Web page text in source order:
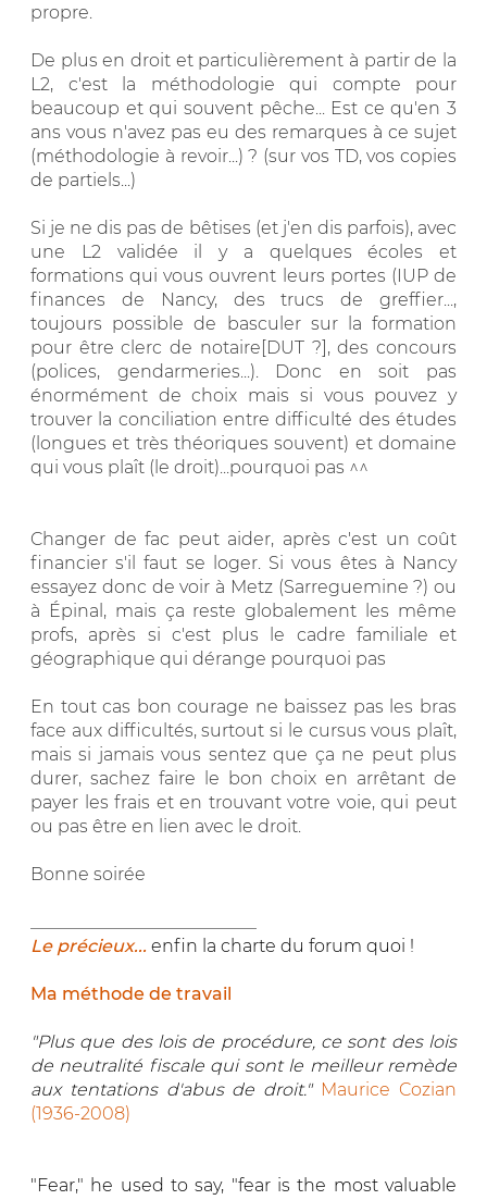
propre.
De plus en droit et particulièrement à partir de la
L2, c'est la méthodologie qui compte pour
beaucoup et qui souvent pêche... Est ce qu'en 3
ans vous n'avez pas eu des remarques à ce sujet
(méthodologie à revoir...) ? (sur vos TD, vos copies
de partiels...)
Si je ne dis pas de bêtises (et j'en dis parfois), avec
une L2 validée il y a quelques écoles et
formations qui vous ouvrent leurs portes (IUP de
finances de Nancy, des trucs de greffier...,
toujours possible de basculer sur la formation
pour être clerc de notaire[DUT ?], des concours
(polices, gendarmeries...). Donc en soit pas
énormément de choix mais si vous pouvez y
trouver la conciliation entre difficulté des études
(longues et très théoriques souvent) et domaine
qui vous plaît (le droit)...pourquoi pas ^^
Changer de fac peut aider, après c'est un coût
financier s'il faut se loger. Si vous êtes à Nancy
essayez donc de voir à Metz (Sarreguemine ?) ou
à Épinal, mais ça reste globalement les même
profs, après si c'est plus le cadre familiale et
géographique qui dérange pourquoi pas
En tout cas bon courage ne baissez pas les bras
face aux difficultés, surtout si le cursus vous plaît,
mais si jamais vous sentez que ça ne peut plus
durer, sachez faire le bon choix en arrêtant de
payer les frais et en trouvant votre voie, qui peut
ou pas être en lien avec le droit.
Bonne soirée
Le précieux... enfin la charte du forum quoi !
Ma méthode de travail
"Plus que des lois de procédure, ce sont des lois
de neutralité fiscale qui sont le meilleur remède
aux tentations d'abus de droit." Maurice Cozian
(1936-2008)
"Fear," he used to say, "fear is the most valuable